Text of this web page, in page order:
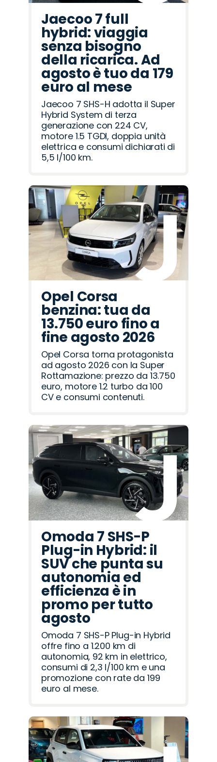
Jaecoo 7 full
hybrid: viaggia
senza bisogno
della ricarica. Ad
agosto è tuo da 179
euro al mese
Jaecoo 7 SHS-H adotta il Super
Hybrid System di terza
generazione con 224 CV,
motore 1.5 TGDI, doppia unità
elettrica e consumi dichiarati di
5,5 l/100 km.
Opel Corsa
benzina: tua da
13.750 euro fino a
fine agosto 2026
Opel Corsa torna protagonista
ad agosto 2026 con la Super
Rottamazione: prezzo da 13.750
euro, motore 1.2 turbo da 100
CV e consumi contenuti.
Omoda 7 SHS-P
Plug-in Hybrid: il
SUV che punta su
autonomia ed
efficienza è in
promo per tutto
agosto
Omoda 7 SHS-P Plug-in Hybrid
offre fino a 1.200 km di
autonomia, 92 km in elettrico,
consumi di 2,3 l/100 km e una
promozione con rate da 199
euro al mese.